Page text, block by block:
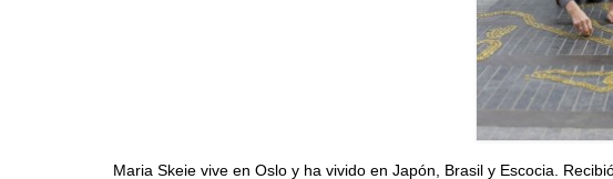
Maria Skeie vive en Oslo y ha vivido en Japón, Brasil y Escocia.